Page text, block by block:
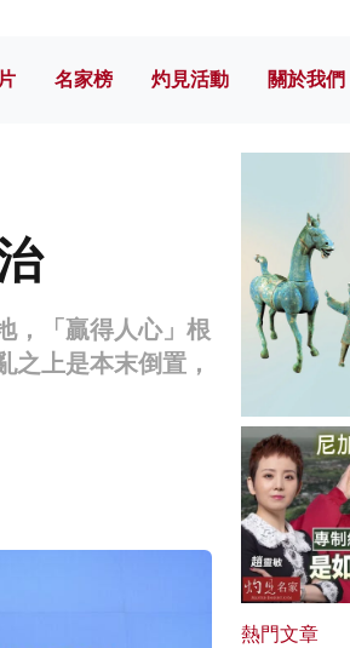
名家榜 灼見活動 關於我們
，「贏得人心」根
之上是本末倒置，
熱門文章